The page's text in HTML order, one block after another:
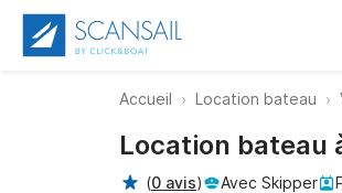
Accueil Location bateau
Location bateau
(0 avis) Avec Skipper